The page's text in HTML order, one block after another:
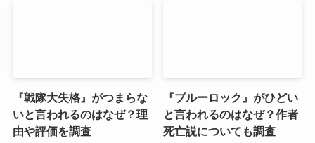
『戦隊大失格』がつまらな
いと言われるのはなぜ？理
由や評価を調査
『ブルーロック』がひどい
と言われるのはなぜ？作者
死亡説についても調査